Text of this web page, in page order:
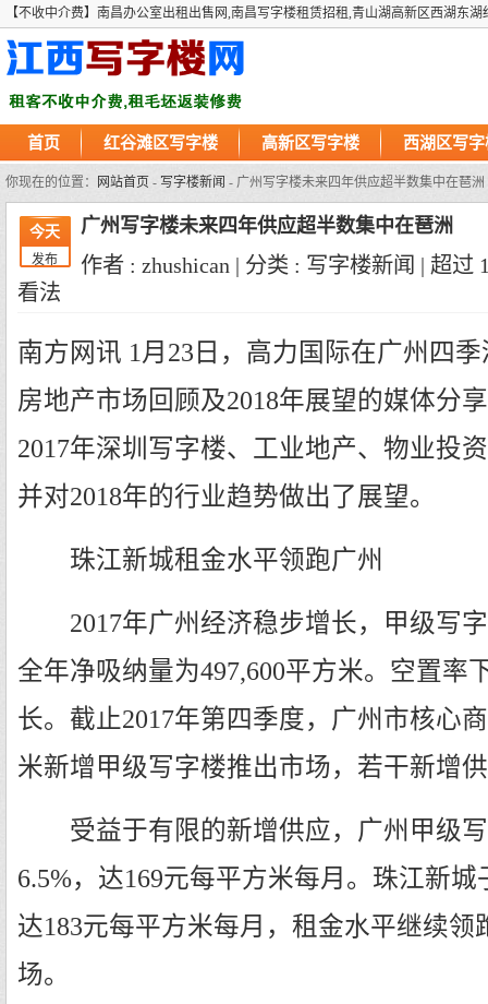
【不收中介费】南昌办公室出租出售网,南昌写字楼租赁招租,青山湖高新区西湖东
首页 红谷滩区写字楼 高新区写字楼 西湖区写字
你现在的位置： 网站首页 - 写字楼新闻 - 广州写字楼未来四年供应超半数集中在琶洲
今天
发布
广州写字楼未来四年供应超半数集中在琶洲
作者 : zhushican | 分类 : 写字楼新闻 | 超过
看法
南方网讯 1月23日，高力国际在广州四
房地产市场回顾及2018年展望的媒体分
2017年深圳写字楼、工业地产、物业投
并对2018年的行业趋势做出了展望。
珠江新城租金水平领跑广州
2017年广州经济稳步增长，甲级写字
全年净吸纳量为497,600平方米。空置率
长。截止2017年第四季度，广州市核心
米新增甲级写字楼推出市场，若干新增
受益于有限的新增供应，广州甲级写
6.5%，达169元每平方米每月。珠江新
达183元每平方米每月，租金水平继续领
场。